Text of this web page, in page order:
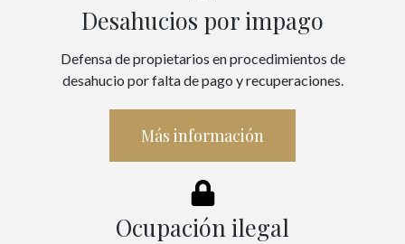
Desahucios por impago
Defensa de propietarios en procedimientos de
desahucio por falta de pago y recuperaciones.
Más información
Ocupación ilegal